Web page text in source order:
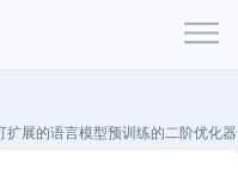
展的语言模型预训练的二阶优化器